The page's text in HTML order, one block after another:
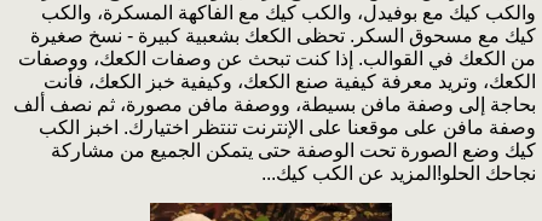
والكب كيك مع بوفيدل، والكب كيك مع الفاكهة المسكرة، والكب
كيك مع مسحوق السكر. تحظى الكعك بشعبية كبيرة - نسخ صغيرة
من الكعك في القوالب. إذا كنت تبحث عن وصفات الكعك، ووصفات
الكعك، وتريد معرفة كيفية صنع الكعك، وكيفية خبز الكعك، فأنت
بحاجة إلى وصفة مافن بسيطة، ووصفة مافن مصورة، ثم نصف ألف
وصفة مافن على موقعنا على الإنترنت تنتظر اختيارك. اخبز الكب
كيك وضع الصورة تحت الوصفة حتى يتمكن الجميع من مشاركة
نجاحك الحلو!المزيد عن الكب كيك...